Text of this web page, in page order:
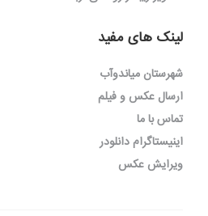
لینک های مفید
شهرستان میاندوآب
ارسال عکس و فیلم
تماس با ما
اینیستاگرام دانلودر
ویرایش عکس